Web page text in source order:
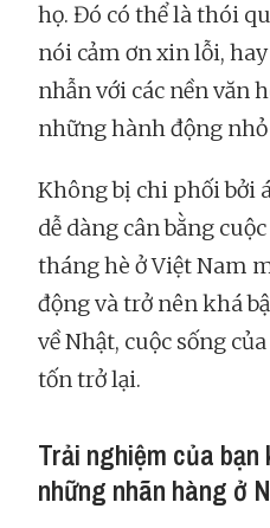
họ. Đó có thể là thói
nói cảm ơn xin lỗi,
nhẫn với các nền văn
những hành động nhỏ
Không bị chi phối bởi
dễ dàng cân bằng
tháng hè ở Việt Nam
động và trở nên khá
về Nhật, cuộc sống
tốn trở lại.
Trải nghiệm của
những nhãn hàng ở